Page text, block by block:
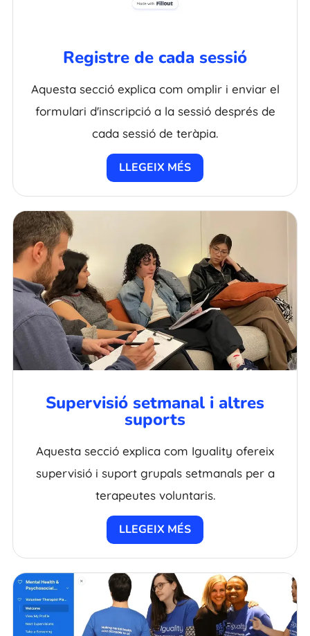
Registre de cada sessió
Aquesta secció explica com omplir i enviar el
formulari d'inscripció a la sessió després de
cada sessió de teràpia.
LLEGEIX MÉS
Supervisió setmanal i altres
suports
Aquesta secció explica com Iguality ofereix
supervisió i suport grupals setmanals per a
terapeutes voluntaris.
LLEGEIX MÉS